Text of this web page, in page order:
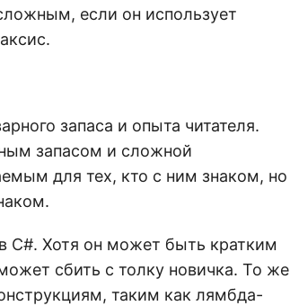
если он использует
запаса и опыта читателя.
запасом и сложной
для тех, кто с ним знаком, но
C#. Хотя он может быть кратким
сбить с толку новичка. То же
таким как лямбда-